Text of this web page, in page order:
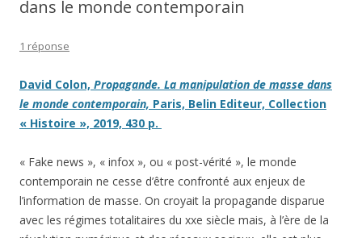
dans le monde contemporain
1 réponse
David Colon, Propagande. La manipulation de masse dans
le monde contemporain, Paris, Belin Editeur, Collection
« Histoire », 2019, 430 p.
« Fake news », « infox », ou « post-vérité », le monde
contemporain ne cesse d’être confronté aux enjeux de
l’information de masse. On croyait la propagande disparue
avec les régimes totalitaires du xxe siècle mais, à l’ère de la